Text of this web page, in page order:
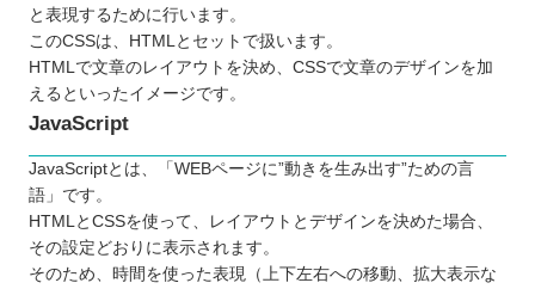
と表現するために行います。
このCSSは、HTMLとセットで扱います。
HTMLで文章のレイアウトを決め、CSSで文章のデザインを加
えるといったイメージです。
JavaScript
JavaScriptとは、「WEBページに”動きを生み出す”ための言
語」です。
HTMLとCSSを使って、レイアウトとデザインを決めた場合、
その設定どおりに表示されます。
そのため、時間を使った表現（上下左右への移動、拡大表示な